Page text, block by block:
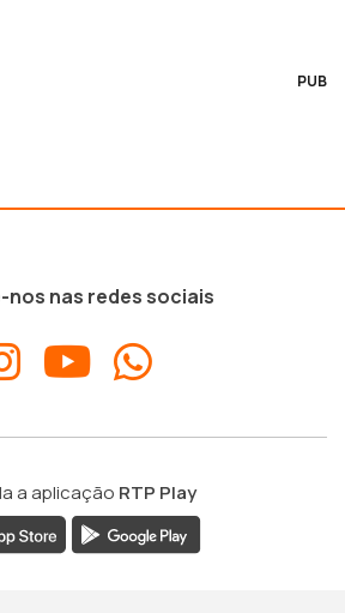
PUB
nos nas redes sociais
a aplicação RTP Play